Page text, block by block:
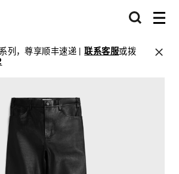
列，尊享顺丰速递 |联系客服或拨